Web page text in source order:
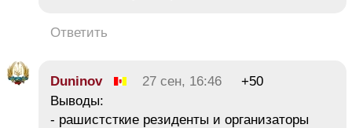
Ответить
Duninov 27 сен, 16:46
+50
Выводы:
- рашистсткие резиденты и организаторы